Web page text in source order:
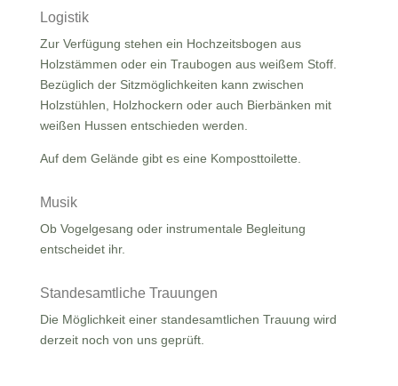
Logistik
Zur Verfügung stehen ein Hochzeitsbogen aus
Holzstämmen oder ein Traubogen aus weißem Stoff.
Bezüglich der Sitzmöglichkeiten kann zwischen
Holzstühlen, Holzhockern oder auch Bierbänken mit
weißen Hussen entschieden werden.
Auf dem Gelände gibt es eine Komposttoilette.
Musik
Ob Vogelgesang oder instrumentale Begleitung
entscheidet ihr.
Standesamtliche Trauungen
Die Möglichkeit einer standesamtlichen Trauung wird
derzeit noch von uns geprüft.